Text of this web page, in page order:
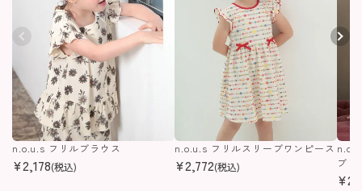
n.o.u.s フリルブラウス
¥2,178(税込)
n.o.u.s フリルスリーブワンピース
¥2,772(税込)
ブＴ
¥